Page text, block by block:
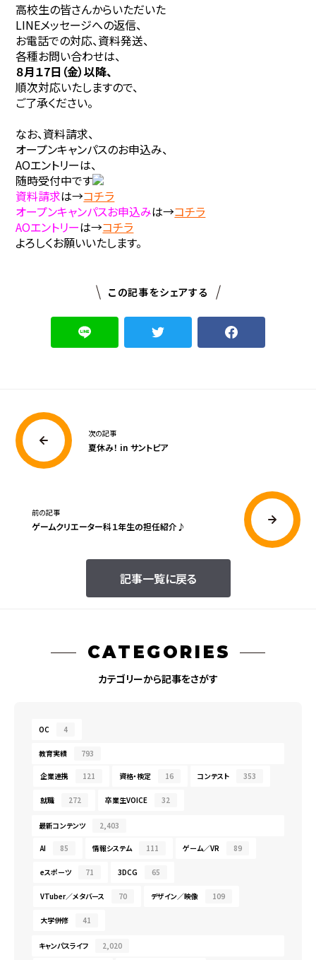
高校生の皆さんからいただいた
LINEメッセージへの返信、
お電話での対応、資料発送、
各種お問い合わせは、
８月１7日（金）以降、
順次対応いたしますので、
ご了承ください。
なお、資料請求、
オープンキャンパスのお申込み、
AOエントリーは、
随時受付中です
資料請求は→コチラ
オープンキャンパスお申込みは→コチラ
AOエントリーは→コチラ
よろしくお願いいたします。
この記事をシェアする
次の記事
夏休み！ in サントピア
記事一覧に戻る
前の記事
ゲームクリエーター科１年生の担任紹介♪
CATEGORIES
カテゴリーから記事をさがす
OC 4
教育実績 793
企業連携 121 資格・検定 16 コンテスト 353
就職 272 卒業生VOICE 32
最新コンテンツ 2,403
AI 85 情報システム 111 ゲーム／VR 89
eスポーツ 71 3DCG 65
VTuber／メタバース 70 デザイン／映像 109
大学併修 41
キャンパスライフ 2,020